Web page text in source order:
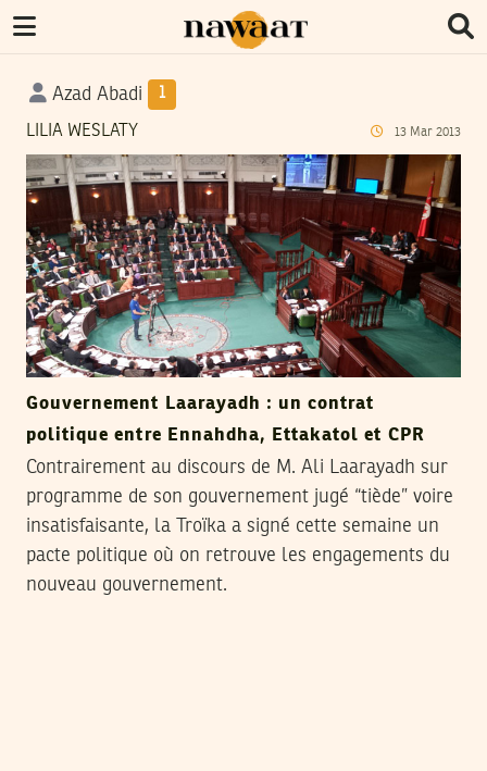
Azad Abadi 1
LILIA WESLATY 13 Mar 2013
Gouvernement Laarayadh : un contrat
politique entre Ennahdha, Ettakatol et CPR
Contrairement au discours de M. Ali Laarayadh sur
programme de son gouvernement jugé “tiède” voire
insatisfaisante, la Troïka a signé cette semaine un
pacte politique où on retrouve les engagements du
nouveau gouvernement.